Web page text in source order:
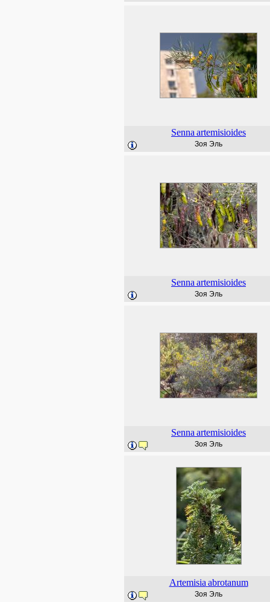
Senna artemisioides
Зоя Эль
Senna artemisioides
Зоя Эль
Senna artemisioides
Зоя Эль
Artemisia abrotanum
Зоя Эль